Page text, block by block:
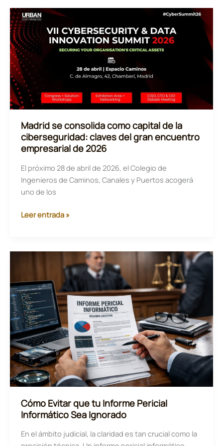
estar
vigilándote
sin
que
lo
sepas:
claves
forenses
y
detectarlo
Madrid se consolida como capital de la
ciberseguridad: claves del gran encuentro
empresarial de 2026
El próximo 28 de abril de 2026, el Colegio de
Ingenieros de Caminos, Canales y Puertos acogerá
uno de los
Madrid
como
la
ciberseguridad:
claves
del
gran
encuentro
empresarial
de
2026
Leer entrada »
Cómo Evitar que tu Informe Pericial
Informático Sea Ignorado
En el ámbito judicial, la claridad es tan crucial como la